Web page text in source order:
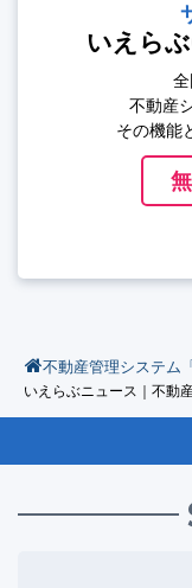
いえら
不動産
その機能
不動産管理システム
いえらぶニュース｜不動